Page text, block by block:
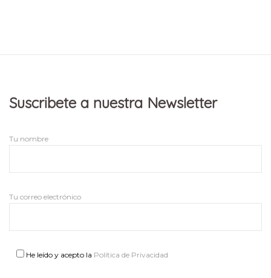
Suscribete a nuestra Newsletter
Tu nombre
Tu correo electrónico
He leído y acepto la Política de Privacidad